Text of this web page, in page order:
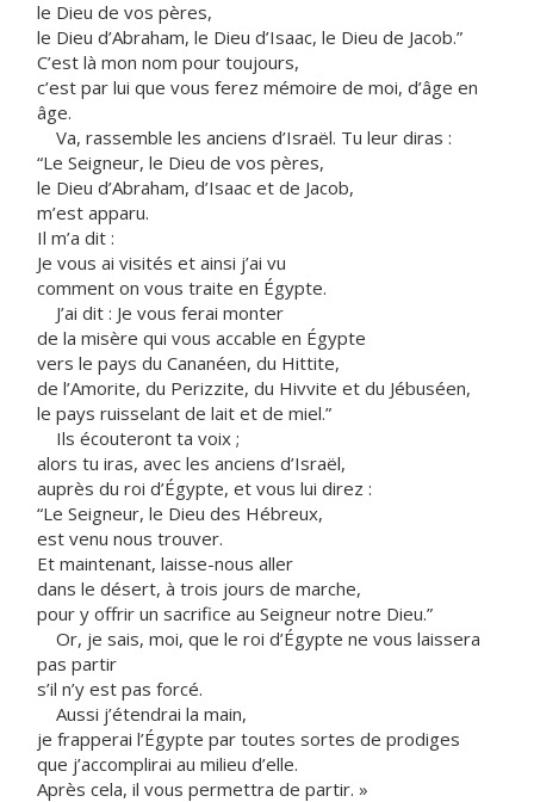
le Dieu de vos pères,
le Dieu d’Abraham, le Dieu d’Isaac, le Dieu de Jacob.”
C’est là mon nom pour toujours,
c’est par lui que vous ferez mémoire de moi, d’âge en
âge.
Va, rassemble les anciens d’Israël. Tu leur diras :
“Le Seigneur, le Dieu de vos pères,
le Dieu d’Abraham, d’Isaac et de Jacob,
m’est apparu.
Il m’a dit :
Je vous ai visités et ainsi j’ai vu
comment on vous traite en Égypte.
J’ai dit : Je vous ferai monter
de la misère qui vous accable en Égypte
vers le pays du Cananéen, du Hittite,
de l’Amorite, du Perizzite, du Hivvite et du Jébuséen,
le pays ruisselant de lait et de miel.”
Ils écouteront ta voix ;
alors tu iras, avec les anciens d’Israël,
auprès du roi d’Égypte, et vous lui direz :
“Le Seigneur, le Dieu des Hébreux,
est venu nous trouver.
Et maintenant, laisse-nous aller
dans le désert, à trois jours de marche,
pour y offrir un sacrifice au Seigneur notre Dieu.”
Or, je sais, moi, que le roi d’Égypte ne vous laissera
pas partir
s’il n’y est pas forcé.
Aussi j’étendrai la main,
je frapperai l’Égypte par toutes sortes de prodiges
que j’accomplirai au milieu d’elle.
Après cela, il vous permettra de partir. »